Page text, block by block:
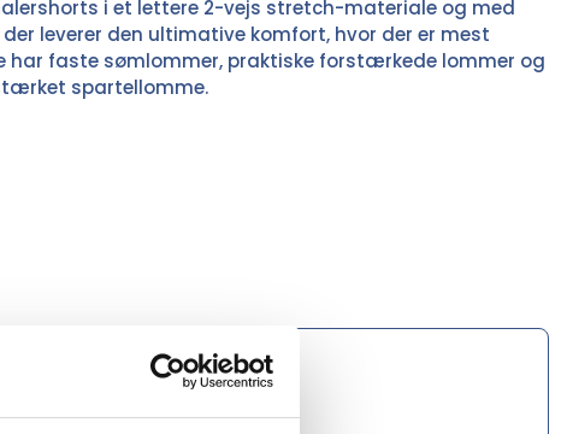
i et lettere 2-vejs stretch-materiale og med
leverer den ultimative komfort, hvor der er mest
har faste sømlommer, praktiske forstærkede lommer og
spartellomme.